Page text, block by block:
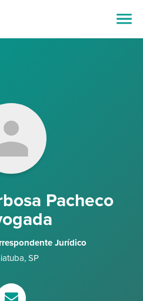
Pacheco
Jurídico
, SP